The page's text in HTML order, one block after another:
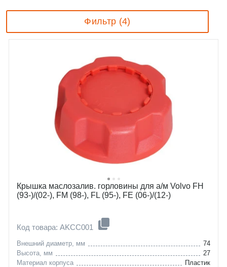
Фильтр (4)
Крышка маслозалив. горловины для а/м Volvo FH
(93-)/(02-), FM (98-), FL (95-), FE (06-)/(12-)
Код товара: AKCC001
Внешний диаметр, мм
74
Высота, мм
27
Материал корпуса
Пластик